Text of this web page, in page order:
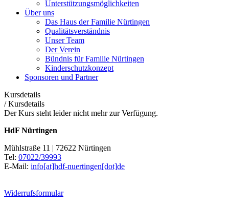
Unterstützungsmöglichkeiten
Über uns
Das Haus der Familie Nürtingen
Qualitätsverständnis
Unser Team
Der Verein
Bündnis für Familie Nürtingen
Kinderschutzkonzept
Sponsoren und Partner
Kursdetails
/Kursdetails
Der Kurs steht leider nicht mehr zur Verfügung.
HdF Nürtingen
Mühlstraße 11 | 72622 Nürtingen
Tel: 07022/39993
E-Mail: info[at]hdf-nuertingen[dot]de
Widerrufsformular